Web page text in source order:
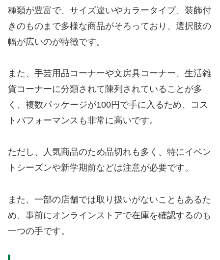
種類が豊富で、サイズ違いやカラータイプ、装飾付
きのものまで多様な商品がそろっており、選択肢の
幅が広いのが特徴です。
また、手芸用品コーナーや文房具コーナー、生活雑
貨コーナーに分類されて陳列されていることが多
く、複数パッケージが100円で手に入るため、コス
トパフォーマンスも非常に高いです。
ただし、人気商品のため品切れも多く、特にイベン
トシーズンや新学期前などは注意が必要です。
また、一部の店舗では取り扱いがないこともあるた
め、事前にオンラインストアで在庫を確認するのも
一つの手です。